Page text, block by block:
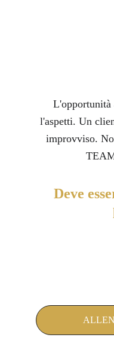
L'opportunità
l'aspetti. Un
improvviso.
Deve